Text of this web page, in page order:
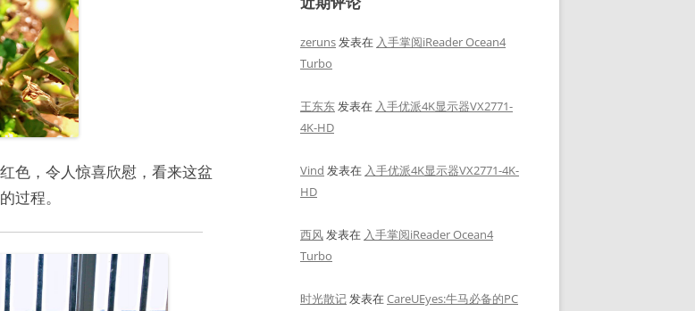
色，令人惊喜欣慰，看来这盆
过程。
zeruns发表在 入手掌阅iReader Ocean4
Turbo
王东东发表在 入手优派4K显示器VX2771-
4K-HD
Vind 发表在 入手优派4K显示器VX2771-4K-
HD
西风发表在 入手掌阅iReader Ocean4
Turbo
时光散记发表在CareUEyes:牛马必备的PC